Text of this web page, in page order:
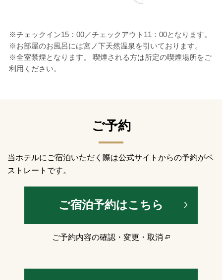
※チェックイン15：00／チェックアウト11：00となります。
※お部屋のお風呂には宮ノ下天然温泉を引いております。
※全室禁煙となります。 喫煙される方は所定の喫煙場所をご
利用ください。
ご予約
当ホテルにご宿泊いただく際は公式サイトからの予約がベ
ストレートです。
ご宿泊予約はこちら
ご予約内容の確認・変更・取消